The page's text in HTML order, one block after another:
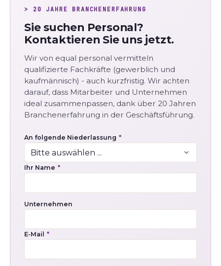
> 20 JAHRE BRANCHENERFAHRUNG
Sie suchen Personal?
Kontaktieren Sie uns jetzt.
Wir von equal personal vermitteln
qualifizierte Fachkräfte (gewerblich und
kaufmännisch) - auch kurzfristig. Wir achten
darauf, dass Mitarbeiter und Unternehmen
ideal zusammenpassen, dank über 20 Jahren
Branchenerfahrung in der Geschäftsführung.
An folgende Niederlassung *
Ihr Name *
Unternehmen
E-Mail *